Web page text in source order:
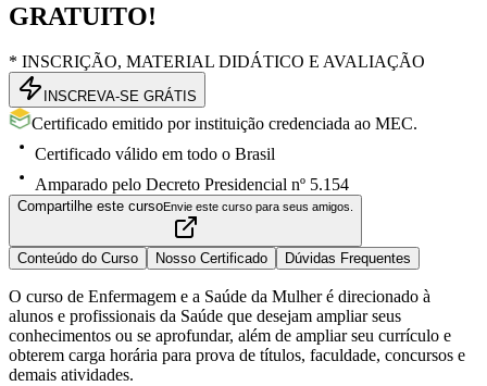
GRATUITO!
* INSCRIÇÃO, MATERIAL DIDÁTICO E AVALIAÇÃO
INSCREVA-SE GRÁTIS
Certificado emitido por instituição credenciada ao MEC.
Certificado válido em todo o Brasil
Amparado pelo Decreto Presidencial nº 5.154
Compartilhe este cursoEnvie este curso para seus amigos.
Conteúdo do Curso Nosso Certificado Dúvidas Frequentes
O curso de Enfermagem e a Saúde da Mulher é direcionado à
alunos e profissionais da Saúde que desejam ampliar seus
conhecimentos ou se aprofundar, além de ampliar seu currículo e
obterem carga horária para prova de títulos, faculdade, concursos e
demais atividades.